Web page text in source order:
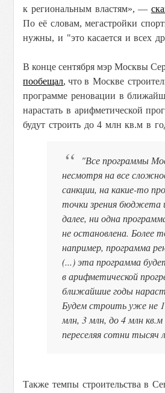
к региональным властям», —
По её словам, мегастройки
нужны, и "это касается и всех
В конце сентября мэр Москвы
пообещал, что в Москве
программе реновации в
нарастать в арифметической
будут строить до 4 млн кв.м в
"Все программы
несмотря на все
санкции, на какие-то
точки зрения бюджета
далее, ни одна
не остановлена. Более
например, программа
(...) эта программа
в арифметической
ближайшие годы
Будем строить уже не
млн, 3 млн, до 4 млн кв.м
переселяя сотни тысяч
Также темпы строительства в